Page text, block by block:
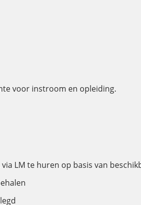
voor instroom en opleiding.
LM te huren op basis van